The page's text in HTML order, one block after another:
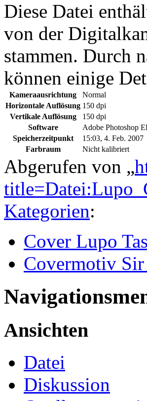
Diese Datei
von der
stammen. Durch
können einige
Kameraausrichtung
Normal
Horizontale Auflösung 150 dpi
Vertikale Auflösung
150 dpi
Software
Adobe Photoshop
Speicherzeitpunkt
15:03, 4. Feb. 2007
Farbraum
Nicht kalibriert
Abgerufen von „
Kategorien:
Cover Lupo
Covermotiv
Ansichten
Datei
Diskussion